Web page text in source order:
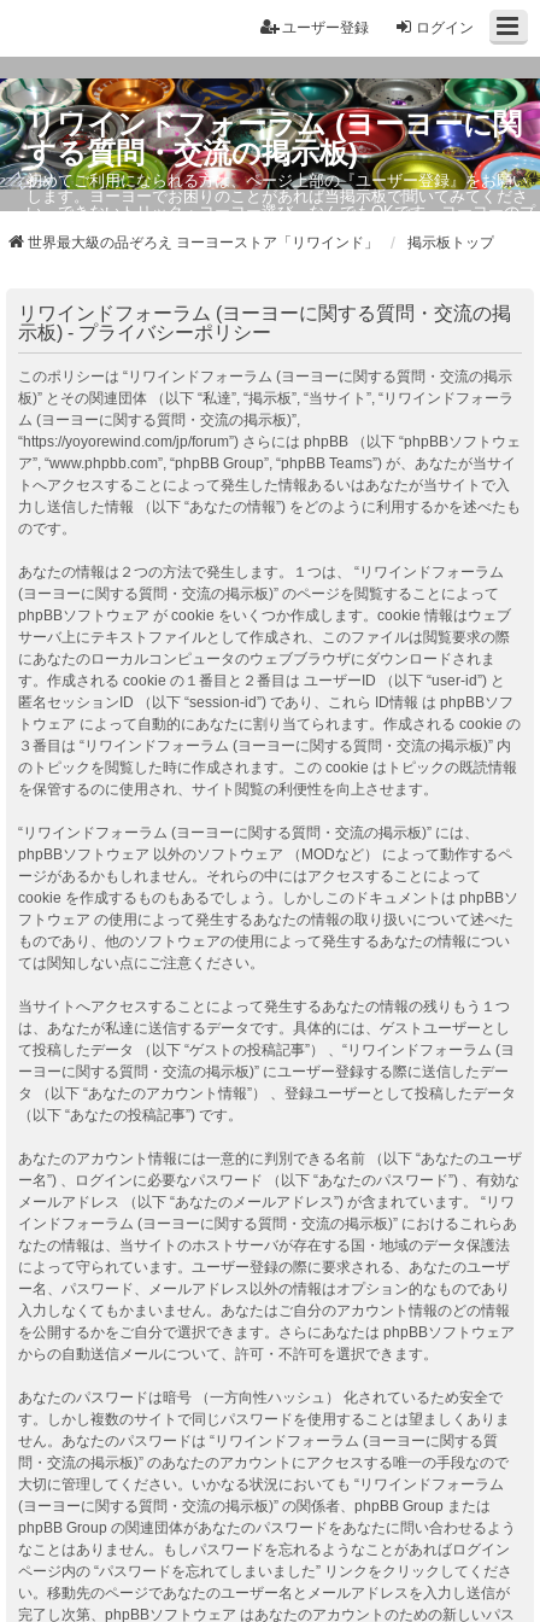
ログイン
ユーザー登録
リワインドフォーラム (ヨーヨーに関
する質問・交流の掲示板)
初めてご利用になられる方は、ページ上部の『ユーザー登録』をお願い
します。ヨーヨーでお困りのことがあれば当掲示板で聞いてみてくださ
い。できないトリック・ヨーヨー選び、なんでもOKです。ヨーヨーのプ
世界最大級の品ぞろえ ヨーヨーストア「リワインド」 掲示板トップ
リワインドフォーラム (ヨーヨーに関する質問・交流の掲
示板) - プライバシーポリシー
このポリシーは “リワインドフォーラム (ヨーヨーに関する質問・交流の掲示
板)” とその関連団体 （以下 “私達”, “掲示板”, “当サイト”, “リワインドフォーラ
ム (ヨーヨーに関する質問・交流の掲示板)”,
“https://yoyorewind.com/jp/forum”) さらには phpBB （以下 “phpBBソフトウェ
ア”, “www.phpbb.com”, “phpBB Group”, “phpBB Teams”) が、あなたが当サイ
トへアクセスすることによって発生した情報あるいはあなたが当サイトで入
力し送信した情報 （以下 “あなたの情報”) をどのように利用するかを述べたも
のです。
あなたの情報は２つの方法で発生します。１つは、 “リワインドフォーラム
(ヨーヨーに関する質問・交流の掲示板)” のページを閲覧することによって
phpBBソフトウェア が cookie をいくつか作成します。cookie 情報はウェブ
サーバ上にテキストファイルとして作成され、このファイルは閲覧要求の際
にあなたのローカルコンピュータのウェブブラウザにダウンロードされま
す。作成される cookie の１番目と２番目は ユーザーID （以下 “user-id”) と
匿名セッションID （以下 “session-id”) であり、これら ID情報 は phpBBソフ
トウェア によって自動的にあなたに割り当てられます。作成される cookie の
３番目は “リワインドフォーラム (ヨーヨーに関する質問・交流の掲示板)” 内
のトピックを閲覧した時に作成されます。この cookie はトピックの既読情報
を保管するのに使用され、サイト閲覧の利便性を向上させます。
“リワインドフォーラム (ヨーヨーに関する質問・交流の掲示板)” には、
phpBBソフトウェア 以外のソフトウェア （MODなど） によって動作するペ
ージがあるかもしれません。それらの中にはアクセスすることによって
cookie を作成するものもあるでしょう。しかしこのドキュメントは phpBBソ
フトウェア の使用によって発生するあなたの情報の取り扱いについて述べた
ものであり、他のソフトウェアの使用によって発生するあなたの情報につい
ては関知しない点にご注意ください。
当サイトへアクセスすることによって発生するあなたの情報の残りもう１つ
は、あなたが私達に送信するデータです。具体的には、ゲストユーザーとし
て投稿したデータ （以下 “ゲストの投稿記事”） 、“リワインドフォーラム (ヨ
ーヨーに関する質問・交流の掲示板)” にユーザー登録する際に送信したデー
タ （以下 “あなたのアカウント情報”） 、登録ユーザーとして投稿したデータ
（以下 “あなたの投稿記事”) です。
あなたのアカウント情報には一意的に判別できる名前 （以下 “あなたのユーザ
ー名”) 、ログインに必要なパスワード （以下 “あなたのパスワード”) 、有効な
メールアドレス （以下 “あなたのメールアドレス”) が含まれています。 “リワ
インドフォーラム (ヨーヨーに関する質問・交流の掲示板)” におけるこれらあ
なたの情報は、当サイトのホストサーバが存在する国・地域のデータ保護法
によって守られています。ユーザー登録の際に要求される、あなたのユーザ
ー名、パスワード、メールアドレス以外の情報はオプション的なものであり
入力しなくてもかまいません。あなたはご自分のアカウント情報のどの情報
を公開するかをご自分で選択できます。さらにあなたは phpBBソフトウェア
からの自動送信メールについて、許可・不許可を選択できます。
あなたのパスワードは暗号 （一方向性ハッシュ） 化されているため安全で
す。しかし複数のサイトで同じパスワードを使用することは望ましくありま
せん。あなたのパスワードは “リワインドフォーラム (ヨーヨーに関する質
問・交流の掲示板)” のあなたのアカウントにアクセスする唯一の手段なので
大切に管理してください。いかなる状況においても “リワインドフォーラム
(ヨーヨーに関する質問・交流の掲示板)” の関係者、phpBB Group または
phpBB Group の関連団体があなたのパスワードをあなたに問い合わせるよう
なことはありません。もしパスワードを忘れるようなことがあればログイン
ページ内の “パスワードを忘れてしまいました” リンクをクリックしてくださ
い。移動先のページであなたのユーザー名とメールアドレスを入力し送信が
完了し次第、phpBBソフトウェア はあなたのアカウントのための新しいパス